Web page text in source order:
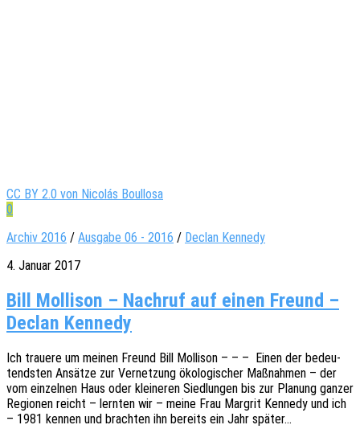
CC BY 2.0 von Nicolás Boullosa
0
Archiv 2016 / Ausgabe 06 - 2016 / Declan Kennedy
4. Januar 2017
Bill Mollison – Nachruf auf einen Freund –
Declan Kennedy
Ich traue­re um meinen Freund Bill Molli­son – – – Einen der bedeu­
tends­ten Ansät­ze zur Vernet­zung ökolo­gi­scher Maßnah­men – der
vom einzel­nen Haus oder klei­ne­ren Sied­lun­gen bis zur Planung ganzer
Regio­nen reicht – lern­ten wir – meine Frau Margrit Kenne­dy und ich
– 1981 kennen und brach­ten ihn bereits ein Jahr später…